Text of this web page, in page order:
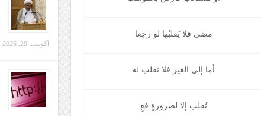
مضى فلا يَقلبُها لو رجعا
أما إلى الغير فلا تقلب له
تُقلب إلا لضرورةٍ فعِ
آگوست 29, 2025